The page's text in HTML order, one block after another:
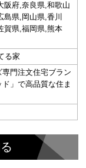
阪府,奈良県,和歌山
県,岡山県,香川
賀県,福岡県,熊本
る家
門注文住宅ブラン
」で高品質な住ま